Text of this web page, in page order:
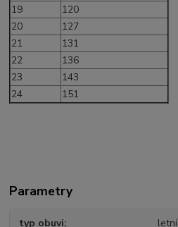
19
120
20
127
21
131
22
136
23
143
24
151
Parametry
typ obuvi letní